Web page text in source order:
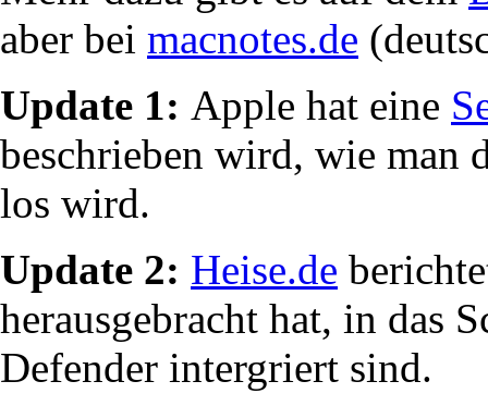
aber bei macnotes.de
Update 1: Apple hat eine
beschrieben wird, wie man
los wird.
Update 2: Heise.de
herausgebracht hat, in das
Defender intergriert sind.